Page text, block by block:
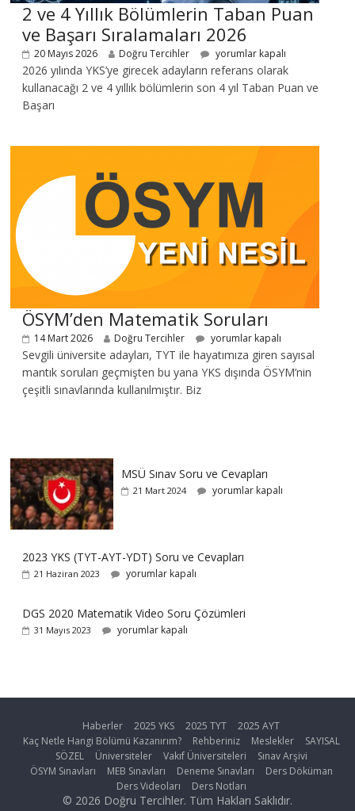
2 ve 4 Yıllık Bölümlerin Taban Puan
ve Başarı Sıralamaları 2026
20 Mayıs 2026 Doğru Tercihler yorumlar kapalı
2026 yılında YKS’ye girecek adayların referans olarak
kullanacağı 2 ve 4 yıllık bölümlerin son 4 yıl Taban Puan ve
Başarı
ÖSYM’den Matematik Soruları
14 Mart 2026 Doğru Tercihler yorumlar kapalı
Sevgili üniversite adayları, TYT ile hayatımıza giren sayısal
mantık soruları geçmişten bu yana YKS dışında ÖSYM’nin
çeşitli sınavlarında kullanılmıştır. Biz
MSÜ Sınav Soru ve Cevapları
21 Mart 2024 yorumlar kapalı
2023 YKS (TYT-AYT-YDT) Soru ve Cevapları
21 Haziran 2023 yorumlar kapalı
DGS 2020 Matematik Video Soru Çözümleri
31 Mayıs 2023 yorumlar kapalı
Haberler 2025 YKS 2025 TYT
2025 AYT
Kaç Netle Hangi Bölümü Kazanırım?
Rehberiniz Meslekler
SAYISAL
SÖZEL
Üniversiteler Vakıf Üniversiteleri
Sınav Arşivi
ÖSYM Sınavları
MEB Sınavları Deneme Sınavları
Ders Döküman
Ders Videoları
Ders Notları
© 2026 Doğru Tercihler. Tüm Hakları Saklıdır.